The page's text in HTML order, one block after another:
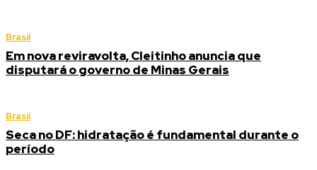
Brasil
Em nova reviravolta, Cleitinho anuncia que
disputará o governo de Minas Gerais
Brasil
Seca no DF: hidratação é fundamental durante o
período